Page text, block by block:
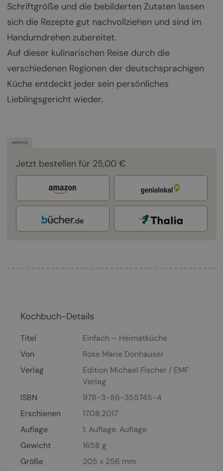
Schriftgröße und die bebilderten Zutaten lassen
sich die Rezepte gut nachvollziehen und sind im
Handumdrehen zubereitet.
Auf dieser kulinarischen Reise durch die
verschiedenen Regionen der deutschsprachigen
Küche entdeckt jeder sein persönliches
Lieblingsgericht wieder.
werbung
Jetzt bestellen für 25,00 €
Kochbuch-Details
Titel
Einfach – Heimatküche
Von
Rose Marie Donhauser
Verlag
Edition Michael Fischer / EMF
Verlag
ISBN
978-3-86-355745-4
Erschienen
17.08.2017
Auflage
1. Auflage. Auflage
Gewicht
1658 g
Größe
205 x 256 mm